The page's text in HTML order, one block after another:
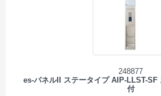
248877
es-パネルII ステータイプ AIP-LLST-SF
付